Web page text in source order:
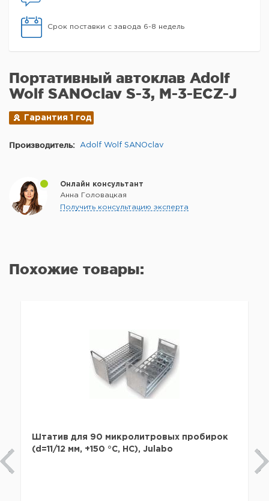
Срок поставки с завода 6-8 недель
Портативный автоклав Adolf
Wolf SANOclav S-3, M-3-ECZ-J
Гарантия 1 год
Производитель: Adolf Wolf SANOclav
Онлайн консультант
Анна Головацкая
Получить консультацию эксперта
Похожие товары:
Штатив для 90 микролитровых пробирок
(d=11/12 мм, +150 °С, НС), Julabo